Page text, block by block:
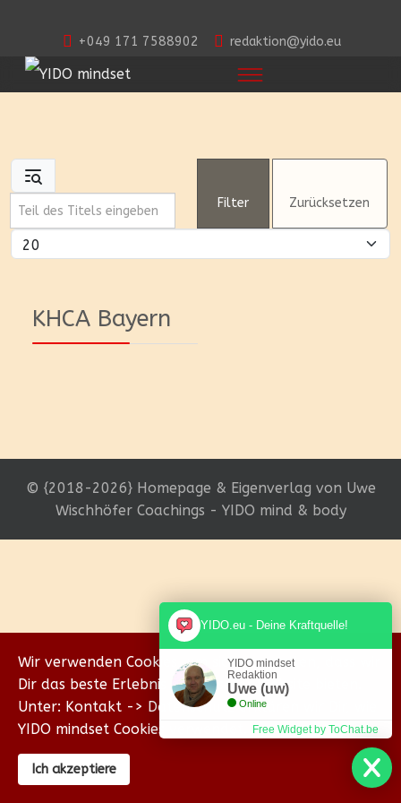
+049 171 7588902 redaktion@yido.eu
Teil des Titels eingeben
Filter Zurücksetzen
Anzeige #
KHCA Bayern
© {2018-2026} Homepage & Eigenverlag von Uwe
Wischhöfer Coachings - YIDO mind & body
Wir verwenden Cookies, um sicherzustellen, dass wir
Dir das beste Erlebnis auf unserer Website bieten.
Unter: Kontakt -> Datenschutz erklären wir Dir, wie
YIDO mindset Cookies verwendet.
Ich akzeptiere
YIDO.eu - Deine Kraftquelle!
YIDO mindset
Redaktion
Uwe (uw)
Online
Free Widget by ToChat.be